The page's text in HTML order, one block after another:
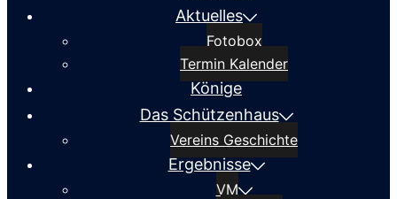
Aktuelles
Fotobox
Termin Kalender
Könige
Das Schützenhaus
Vereins Geschichte
Ergebnisse
VM